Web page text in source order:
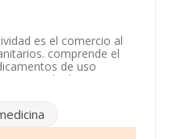
es el comercio al
comprende el
de uso
como biologicos,
correctores
veterinarias'.
y/o exportación.